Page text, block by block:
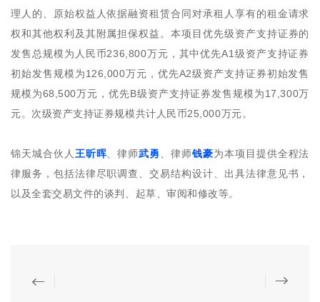
理人的、原始权益人依据融资租赁合同对承租人享有的租金请求
权和其他权利及其附属担保权益。本项目优先级资产支持证券的
发售总规模为人民币236,800万元，其中优先A1级资产支持证券
初始发售规模为126,000万元，优先A2级资产支持证券初始发售
规模为68,500万元，优先B级资产支持证券发售规模为17,300万
元。次级资产支持证券规模共计人民币25,000万元。
锦天城合伙人 王昕晖、律师武勇 、律师钱豪为本项目提供全程法
律服务，包括法律尽职调查、交易结构设计、出具法律意见书，
以及全套交易文件的谈判、起草、审阅和修改等。